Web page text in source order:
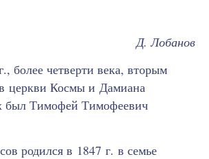
Д. Лобанов
более четверти века, вторым
церкви Космы и Дамиана
был Тимофей Тимофеевич
родился в 1847 г. в семье